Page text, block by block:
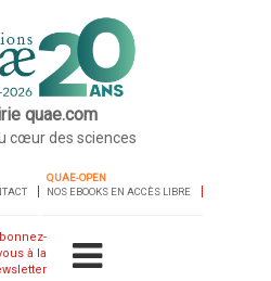
quae.com
cœur des sciences
QUAE-OPEN
NOS EBOOKS EN ACCÈS LIBRE
à la